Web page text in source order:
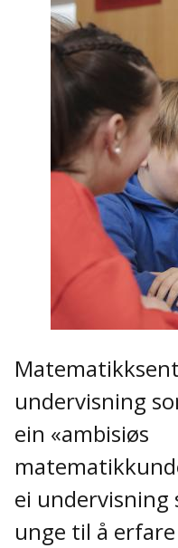
undervisning
ein «ambisiøs
ei undervisning
unge til å